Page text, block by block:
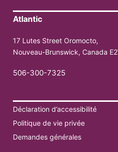
Atlantic
17 Lutes Street Oromocto,
Nouveau-Brunswick, Canada
506-300-7325
Déclaration d’accessibilité
Politique de vie privée
Demandes générales